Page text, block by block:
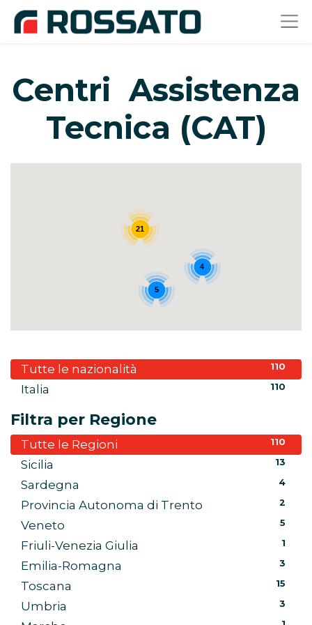
Centri Assistenza
Tecnica (CAT)
110
Tutte le nazionalità
110
Italia
Filtra per Regione
110
Tutte le Regioni
13
Sicilia
4
Sardegna
2
Provincia Autonoma di Trento
5
Veneto
1
Friuli-Venezia Giulia
3
Emilia-Romagna
15
Toscana
3
Umbria